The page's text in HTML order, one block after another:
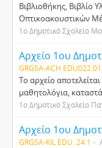
Bιβλιοθήκης, Bιβλίο
Oπτικοακουστικών
1ο Δημοτικό Σχολείο
Αρχείο 1ου
GRGSA-ACH EDU022.01
Το αρχείο
μαθητολόγια,
1ο Δημοτικό Σχολείο
Αρχείο 1ου
GRGSA-KIL EDU. 24.1